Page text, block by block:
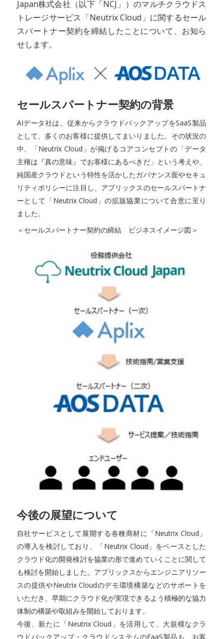
Japan株式会社（以下「NCJ」）のマルチクラウドス
トレージサービス「Neutrix Cloud」に関するセール
スパートナー契約を締結したことについて、お知ら
せします。
セールスパートナー契約の背景
AIデータ社は、従来からクラウドバックアップをSaaS製品
として、多くのお客様に提供してまいりました。その状況の
中、「Neutrix Cloud」が掲げるコアコンセプトの「データ
主権は『真の意味』でお客様にあるべきだ」という考えや、
純国産クラウドという特性を活かしたガバナンス面やセキュ
リティポリシーに注目し、アプリックスのセールスパートナ
ーとして「Neutrix Cloud」の拡販協業について合意に至り
ました。
＜セールスパートナー契約の締結 ビジネスイメージ図＞
今後の展望について
自社サービスとして展開する各種商材に「Neutrix Cloud」
の導入を検討しており、「Neutrix Cloud」をベースとした
クラウド化の開発検討を協業の形で進めていくことに関して
も検討を開始しました。アプリックスからエンジニアリソー
スの提供やNeutrix Cloudのデモ環境構築などのサポートを
いただき、早期にクラウド化が実現できるよう積極的な協力
体制の構築や取組みを開始しております。
今後、新たに「Neutrix Cloud」を活用して、大規模なクラ
ウドバックアップ・クラウドシステムのEaaS製品も、お客